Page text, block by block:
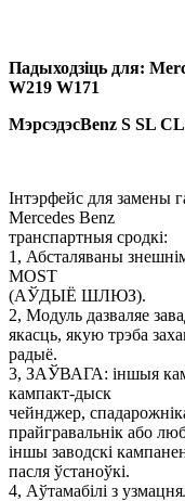
Падыходзіць для:
W219 W171
МэрсэдэсBenz S SL
Інтэрфейс для замены
Mercedes Benz
транспартныя сродкі:
1, Абсталяваны
MOST
(АЎДЫЁ ШЛЮЗ).
2, Модуль дазваляе
якасць, якую трэба
радыё.
3, ЗАЎВАГА: іншыя
кампакт-дыск
чейнджер,
прайгравальнік або
іншы заводскі
пасля ўстаноўкі.
4, Аўтамабілі з